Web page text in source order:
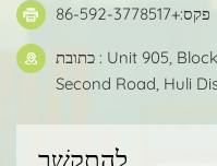
פקס:+86-592-3778517
כתובת : Unit 905, Block B, Jinri Building, No. 88 Anling
Second Road, Huli
לְהִתְקַשֵׁר